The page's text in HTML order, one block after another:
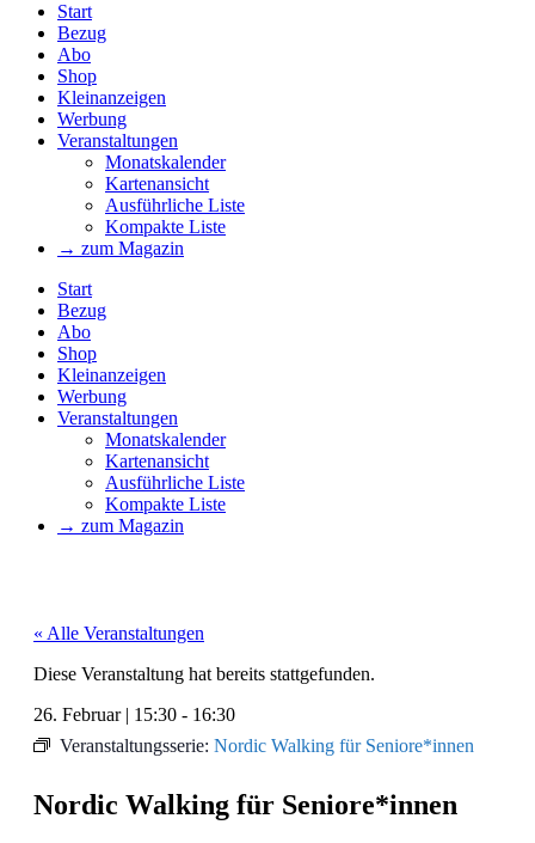
Start
Bezug
Abo
Shop
Kleinanzeigen
Werbung
Veranstaltungen
Monatskalender
Kartenansicht
Ausführliche Liste
Kompakte Liste
→ zum Magazin
Start
Bezug
Abo
Shop
Kleinanzeigen
Werbung
Veranstaltungen
Monatskalender
Kartenansicht
Ausführliche Liste
Kompakte Liste
→ zum Magazin
« Alle Veranstaltungen
Diese Veranstaltung hat bereits stattgefunden.
26. Februar | 15:30 - 16:30
Veranstaltungsserie: Nordic Walking für Seniore*innen
Nordic Walking für Seniore*innen